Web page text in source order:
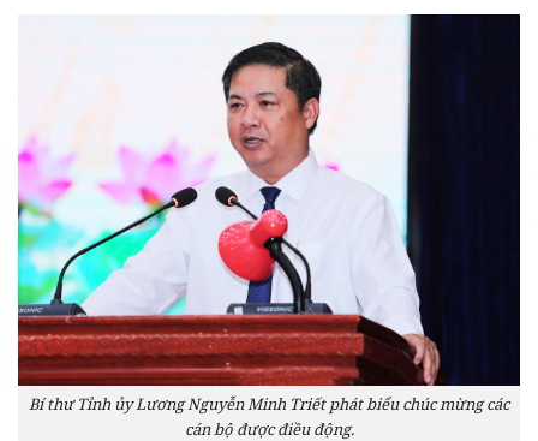
Bí thư Tỉnh ủy Lương Nguyễn Minh Triết phát biểu chúc mừng các
cán bộ được điều động.